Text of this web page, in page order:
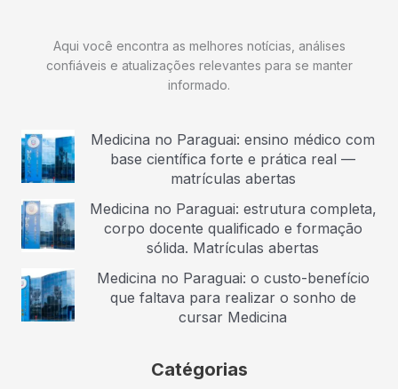
Aqui você encontra as melhores notícias, análises
confiáveis e atualizações relevantes para se manter
informado.
Medicina no Paraguai: ensino médico com
base científica forte e prática real —
matrículas abertas
Medicina no Paraguai: estrutura completa,
corpo docente qualificado e formação
sólida. Matrículas abertas
Medicina no Paraguai: o custo-benefício
que faltava para realizar o sonho de
cursar Medicina
Catégorias